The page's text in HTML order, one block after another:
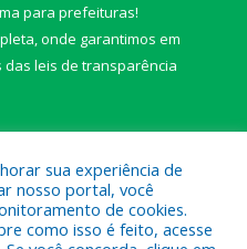
para prefeituras!
onde garantimos em
das leis de transparência
sua experiência de
nosso portal, você
de cookies.
como isso é feito, acesse